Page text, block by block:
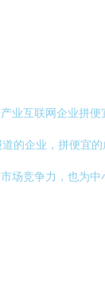
业互联网企业拼
的企业，拼便宜
场竞争力，也为